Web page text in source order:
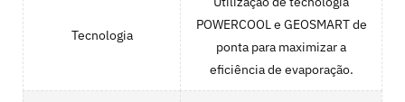
Tecnologia
POWERCOOL e GEOSMART de
ponta para maximizar a
eficiência de evaporação.